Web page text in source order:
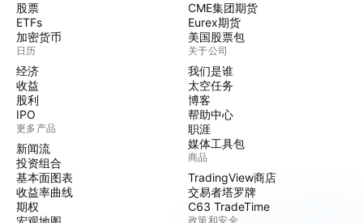
股票
ETFs
加密货币
日历
经济
收益
股利
IPO
更多产品
新闻流
投资组合
基本面图表
收益率曲线
期权
CME集团期货
Eurex期货
美国股票包
关于公司
我们是谁
太空任务
博客
帮助中心
职涯
媒体工具包
商品
TradingView商店
交易者塔罗牌
C63 TradeTime
政策和安全